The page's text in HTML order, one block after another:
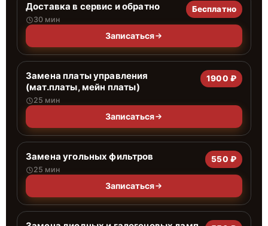
Доставка в сервис и обратно
30 мин
Бесплатно
Записаться
Замена платы управления
(мат.платы, мейн платы)
25 мин
1900 ₽
Записаться
Замена угольных фильтров
25 мин
550 ₽
Записаться